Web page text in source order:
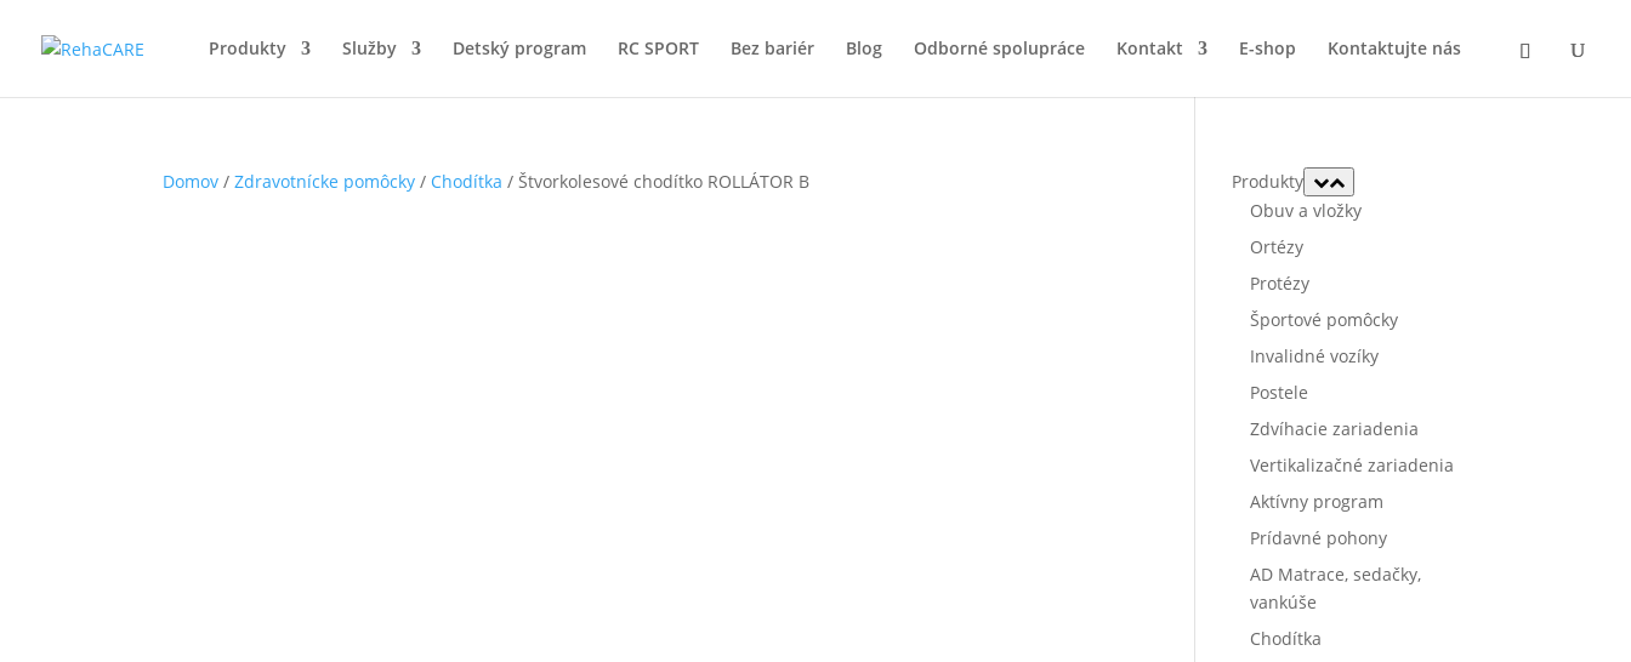
Produkty Služby Detský program RC SPORT Bez bariér Blog Odborné spolupráce Kontakt E-shop Kontaktujte nás
Domov /Zdravotnícke pomôcky / Chodítka / Štvorkolesové chodítko ROLLÁTOR B
Produkty
Obuv a vložky
Ortézy
Protézy
Športové pomôcky
Invalidné vozíky
Postele
Zdvíhacie zariadenia
Vertikalizačné zariadenia
Aktívny program
Prídavné pohony
AD Matrace, sedačky,
vankúše
Chodítka